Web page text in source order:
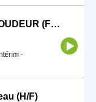
CHAUDRONNIER/MÉTALLIER SOUDEUR (F/H)
-
(H/F)